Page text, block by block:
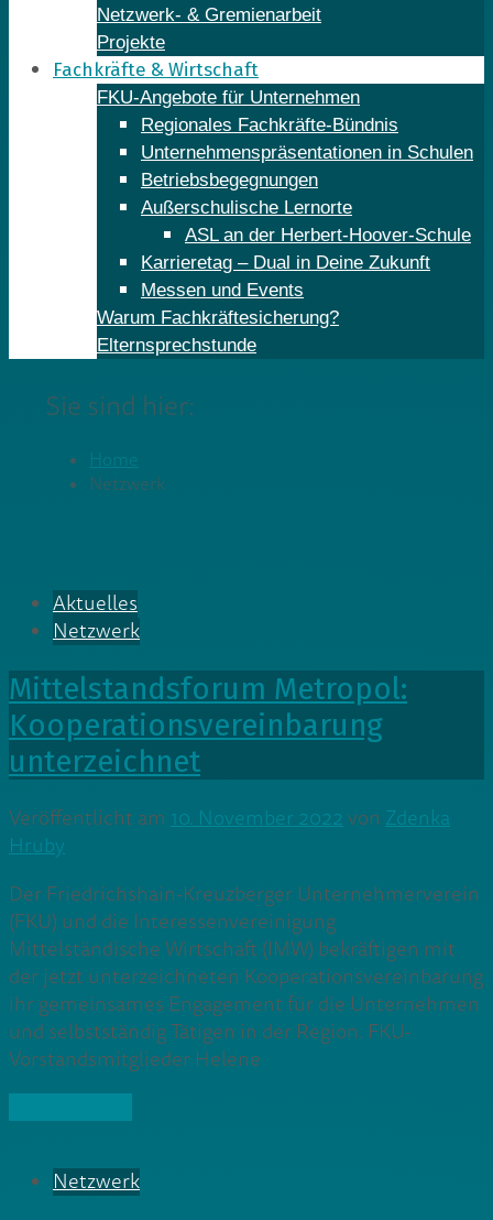
Netzwerk- & Gremienarbeit
Projekte
Fachkräfte & Wirtschaft
FKU-Angebote für Unternehmen
Regionales Fachkräfte-Bündnis
Unternehmenspräsentationen in Schulen
Betriebsbegegnungen
Außerschulische Lernorte
ASL an der Herbert-Hoover-Schule
Karrieretag – Dual in Deine Zukunft
Messen und Events
Warum Fachkräftesicherung?
Elternsprechstunde
Sie sind hier:
Home
Netzwerk
Aktuelles
Netzwerk
Mittelstandsforum Metropol:
Kooperationsvereinbarung
unterzeichnet
Veröffentlicht am 10. November 2022von Zdenka
Hruby
Der Friedrichshain-Kreuzberger Unternehmerverein
(FKU) und die Interessenvereinigung
Mittelständische Wirtschaft (IMW) bekräftigen mit
der jetzt unterzeichneten Kooperationsvereinbarung
ihr gemeinsames Engagement für die Unternehmen
und selbstständig Tätigen in der Region. FKU-
Vorstandsmitglieder Helene
Netzwerk